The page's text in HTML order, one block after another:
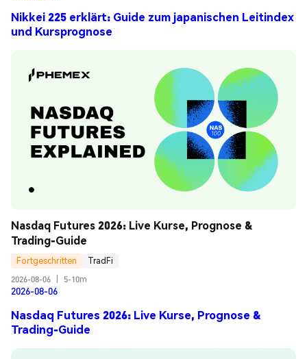
Nikkei 225 erklärt: Guide zum japanischen Leitindex
und Kursprognose
Nasdaq Futures 2026: Live Kurse, Prognose &
Trading-Guide
Fortgeschritten
TradFi
2026-08-06
5-10m
2026-08-06
Nasdaq Futures 2026: Live Kurse, Prognose &
Trading-Guide